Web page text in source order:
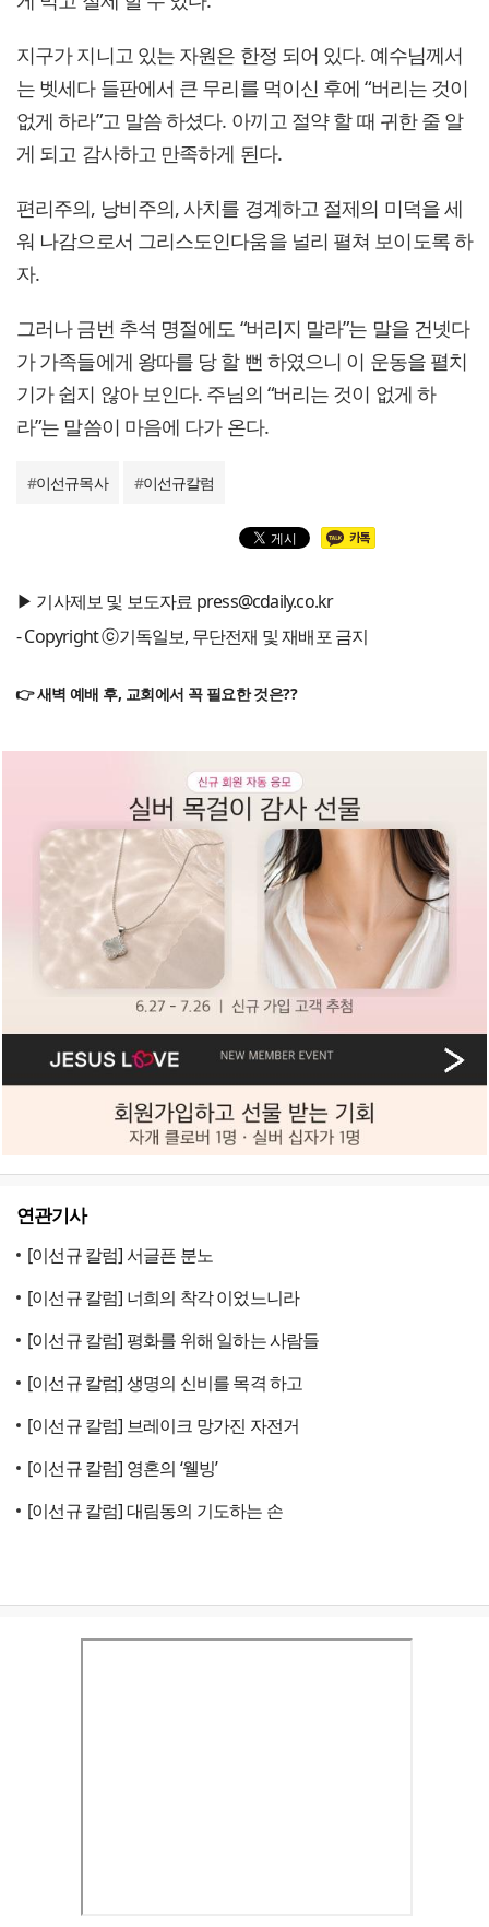
지구가 지니고 있는 자원은 한정 되어 있다. 예수님께서
는 벳세다 들판에서 큰 무리를 먹이신 후에 “버리는 것이
없게 하라”고 말씀 하셨다. 아끼고 절약 할 때 귀한 줄 알
게 되고 감사하고 만족하게 된다.
편리주의, 낭비주의, 사치를 경계하고 절제의 미덕을 세
워 나감으로서 그리스도인다움을 널리 펼쳐 보이도록 하
자.
그러나 금번 추석 명절에도 “버리지 말라”는 말을 건넷다
가 가족들에게 왕따를 당 할 뻔 하였으니 이 운동을 펼치
기가 쉽지 않아 보인다. 주님의 “버리는 것이 없게 하
라”는 말씀이 마음에 다가 온다.
#이선규목사 #이선규칼럼
▶ 기사제보 및 보도자료 press@cdaily.co.kr
- Copyright ⓒ기독일보, 무단전재 및 재배포 금지
👉 새벽 예배 후, 교회에서 꼭 필요한 것은??
연관기사
[이선규 칼럼] 서글픈 분노
[이선규 칼럼] 너희의 착각 이었느니라
[이선규 칼럼] 평화를 위해 일하는 사람들
[이선규 칼럼] 생명의 신비를 목격 하고
[이선규 칼럼] 브레이크 망가진 자전거
[이선규 칼럼] 영혼의 ‘웰빙’
[이선규 칼럼] 대림동의 기도하는 손